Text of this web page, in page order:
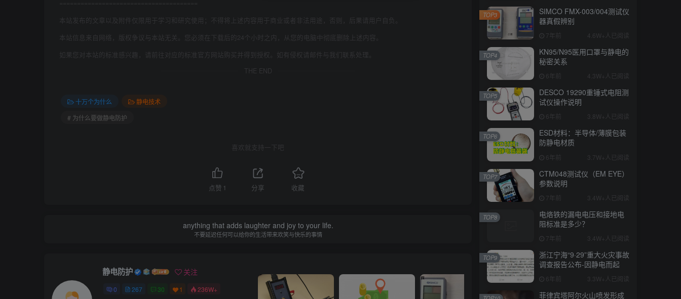
本站发布的文章以及附件仅限用于学习和研究使用；不得将上述内容用于商业或者非法用途，否则，后果请用户自负。
本站信息来自网络，版权争议与本站无关。您必须在下载后的24个小时之内，从您的电脑中彻底删除上述内容。
如果您对本站的标准感兴趣，请前往对应的标准官方网站购买并得到授权。如有侵权请邮件与我们联系处理。
THE END
十万个为什么
静电技术
# 为什么要做静电防护
喜欢就支持一下吧
点赞 1 分享 收藏
anything that adds laughter and joy to your life.
不要延迟任何可以给你的生活带来欢笑与快乐的事情
静电防护 关注
0 267 30 1 236W+
SIMCO FMX-003/004测试仪
器真假辨别
7年前 4.6W+人已阅读
TOP3
KN95/N95医用口罩与静电的
秘密关系
6年前 4.3W+人已阅读
TOP4
DESCO 19290重锤式电阻测
试仪操作说明
6年前 3.8W+人已阅读
TOP5
ESD材料：半导体/薄膜包装
防静电材质
6年前 3.7W+人已阅读
TOP6
CTM048测试仪（EM EYE）
参数说明
7年前 3.4W+人已阅读
TOP7
电烙铁的漏电电压和接地电
阻标准是多少？
7年前 3.4W+人已阅读
TOP8
浙江宁海“9·29”重大火灾事故
调查报告公布-因静电而起
6年前 3.3W+人已阅读
TOP9
菲律宾塔阿尔火山喷发形成